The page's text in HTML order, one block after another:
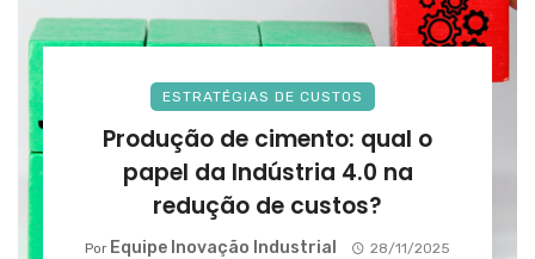
ESTRATÉGIAS DE CUSTOS
Produção de cimento: qual o
papel da Indústria 4.0 na
redução de custos?
Por Equipe Inovação Industrial 28/11/2025